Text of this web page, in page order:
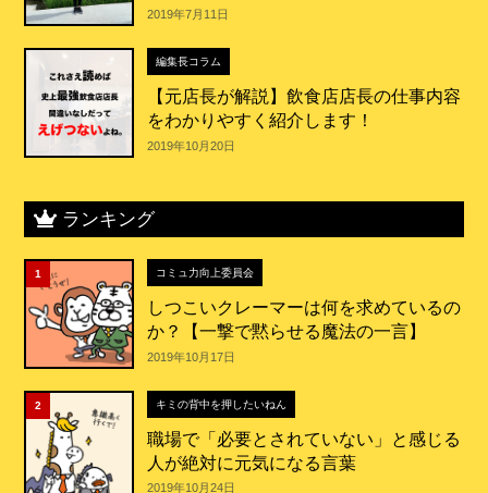
2019年7月11日
編集長コラム
【元店長が解説】飲食店店長の仕事内容
をわかりやすく紹介します！
2019年10月20日
ランキング
1 コミュ力向上委員会
しつこいクレーマーは何を求めているの
か？【一撃で黙らせる魔法の一言】
2019年10月17日
2 キミの背中を押したいねん
職場で「必要とされていない」と感じる
人が絶対に元気になる言葉
2019年10月24日